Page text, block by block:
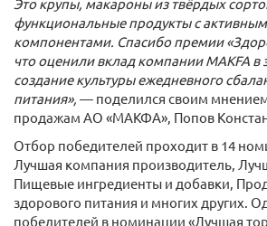
функциональные продукты с
компонентами. Спасибо премии
что оценили вклад компании MAKFA в
создание культуры ежедневного
питания», — поделился своим
продажам АО «МАКФА», Попов
Отбор победителей проходит в 14
Лучшая компания производитель,
Пищевые ингредиенты и добавки,
здорового питания и многих других.
победителей в номинации «Лучшая